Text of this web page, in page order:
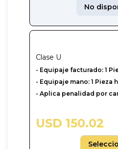
No
Clase U
-‎ Equipaje facturado: 1
- Equipaje mano: 1 Pieza
- Aplica penalidad por
USD 150.02